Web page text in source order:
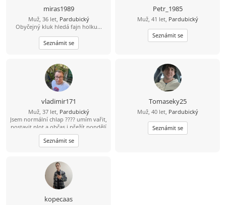
miras1989
Muž, 36 let, Pardubický
Obyčejný kluk hledá fajn holku...
Seznámit se
Petr_1985
Muž, 41 let, Pardubický
Seznámit se
vladimir171
Muž, 37 let, Pardubický
Jsem normální chlap ???? umím vařit,
postavit plot a občas i přežít pondělí
????
Seznámit se
Tomaseky25
Muž, 40 let, Pardubický
Seznámit se
kopecaas